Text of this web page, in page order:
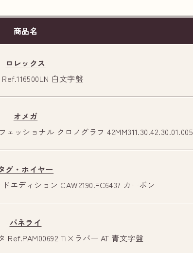
のでそのままお進みください。
商品名
ロレックス
白文字盤
オメガ
ッショナル クロノグラフ 42MM311.30.42.30.01.005
グ・ホイヤー
エディション CAW2190.FC6437 カーボン
パネライ
Ref.PAM00692 Ti×ラバー AT 青文字盤